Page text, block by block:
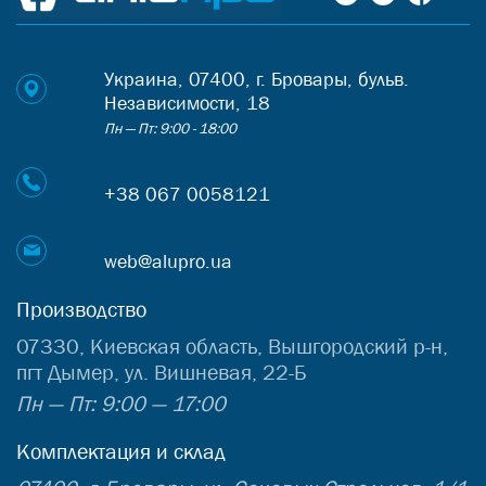
фабричные линейки каркасов ПАС-5446 и коробов
анодированный профиль (АН-серебро) и трендовый черный
матовый цвет (RAL-9005), что гарантирует легкую интеграцию
в современные коммерческие и жилые интерьеры.
Украина, 07400, г. Бровары, бульв.
Независимости, 18
Пн — Пт: 9:00 - 18:00
+38 067 0058121
web@alupro.ua
Производство
07330, Киевская область, Вышгородский р-н,
пгт Дымер, ул. Вишневая, 22-Б
Пн — Пт: 9:00 — 17:00
Комплектация и склад